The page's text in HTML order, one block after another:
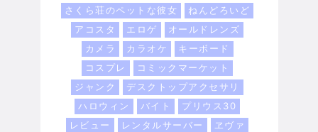
さくら荘のペットな彼女
ねんどろいど
アコスタ
エロゲ
オールドレンズ
カメラ
カラオケ
キーボード
コスプレ
コミックマーケット
ジャンク
デスクトップアクセサリ
ハロウィン
バイト
プリウス30
レビュー
レンタルサーバー
ヱヴァ